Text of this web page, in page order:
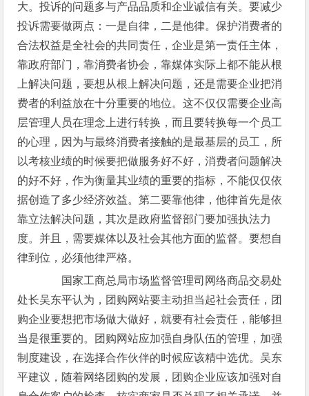
大。投诉的问题多与产品品质和企业诚信有关。要减少
投诉需要做两点：一是自律，二是他律。保护消费者的
合法权益是全社会的共同责任，企业是第一责任主体，
靠政府部门，靠消费者协会，靠媒体实际上都不能从根
上解决问题，要想从根上解决问题，还是需要企业把消
费者的利益放在十分重要的地位。这不仅仅需要企业高
层管理人员在理念上进行转换，而且要转换每一个员工
的心理，因为与最终消费者接触的是最基层的员工，所
以考核业绩的时候要把做服务好不好，消费者问题解决
的好不好，作为衡量其业绩的重要的指标，不能仅仅依
据创造了多少经济效益。第二要靠他律，他律首先是依
靠立法解决问题，其次是政府监督部门要加强执法力
度。并且，需要媒体以及社会其他方面的监督。要想自
律到位，必须他律严格。
国家工商总局市场监督管理司网络商品交易处
处长吴东平认为，团购网站要主动担当起社会责任，团
购企业要想把市场做大做好，就要有社会责任，能够担
当是很重要的。团购网站应加强自身队伍的管理，加强
制度建设，在选择合作伙伴的时候应该精中选优。吴东
平建议，随着网络团购的发展，团购企业应该加强对自